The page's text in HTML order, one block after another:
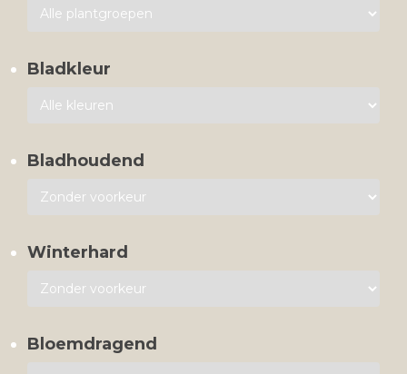
Bladkleur
Bladhoudend
Winterhard
Bloemdragend